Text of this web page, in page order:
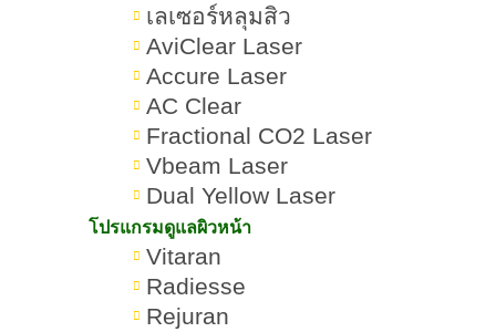
เลเซอร์หลุมสิว
AviClear Laser
Accure Laser
AC Clear
Fractional CO2 Laser
Vbeam Laser
Dual Yellow Laser
โปรแกรมดูแลผิวหน้า
Vitaran
Radiesse
Rejuran